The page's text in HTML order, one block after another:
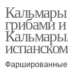
грибами